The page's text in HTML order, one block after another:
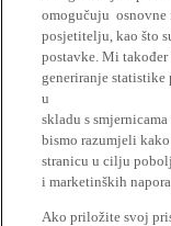
omogučuju osnovne
posjetitelju, kao što
postavke. Mi
generiranje
u
skladu s
bismo razumjeli
stranicu u cilju
i marketinških napora.
Ako priložite svoj